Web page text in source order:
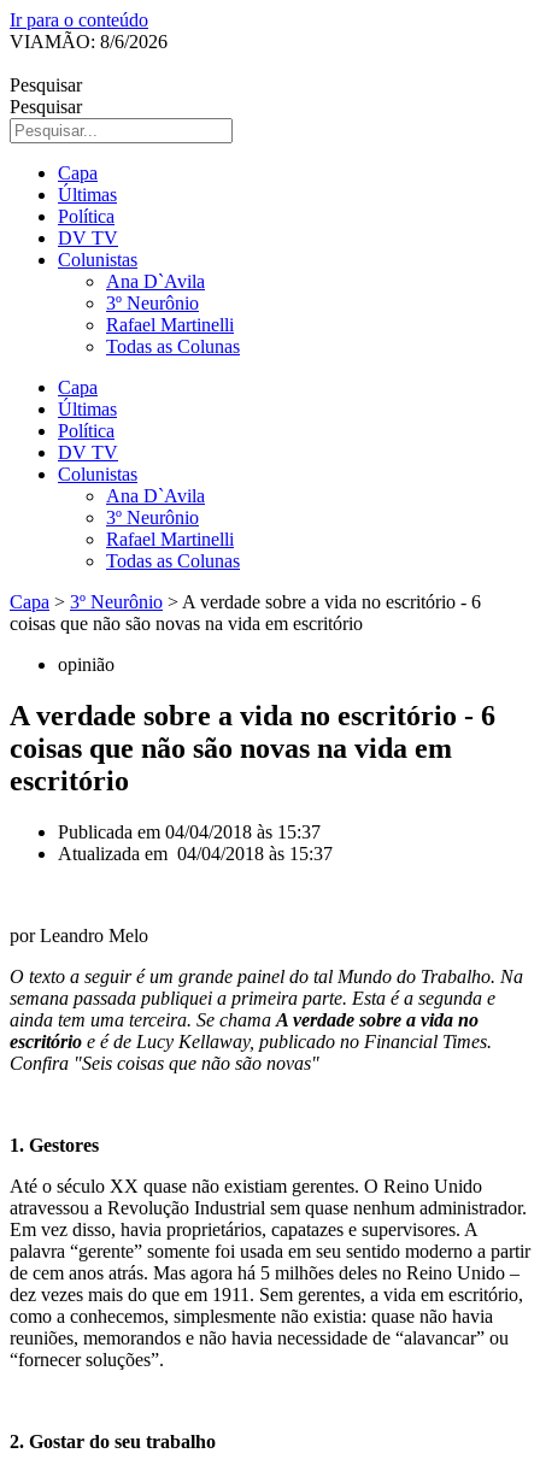
Ir para o conteúdo
VIAMÃO: 8/6/2026
Pesquisar
Pesquisar
Capa
Últimas
Política
DV TV
Colunistas
Ana D`Avila
3º Neurônio
Rafael Martinelli
Todas as Colunas
Capa
Últimas
Política
DV TV
Colunistas
Ana D`Avila
3º Neurônio
Rafael Martinelli
Todas as Colunas
Capa > 3º Neurônio > A verdade sobre a vida no escritório - 6
coisas que não são novas na vida em escritório
opinião
A verdade sobre a vida no escritório - 6
coisas que não são novas na vida em
escritório
Publicada em 04/04/2018 às 15:37
Atualizada em 04/04/2018 às 15:37
por Leandro Melo
O texto a seguir éum grande painel do tal Mundo do Trabalho. Na
semana passada publiquei a primeira parte. Esta é a segunda e
ainda tem uma terceira. Se chama A verdade sobre a vida no
escritório e é de Lucy Kellaway, publicado no Financial Times.
Confira "Seis coisas que não são novas"
1. Gestores
Até o século XX quase não existiam gerentes. O Reino Unido
atravessou a Revolução Industrial sem quase nenhum administrador.
Em vez disso, havia proprietários, capatazes e supervisores. A
palavra “gerente” somente foi usada em seu sentido moderno a partir
de cem anos atrás. Mas agora há 5 milhões deles no Reino Unido –
dez vezes mais do que em 1911. Sem gerentes, a vida em escritório,
como a conhecemos, simplesmente não existia: quase não havia
reuniões, memorandos e não havia necessidade de “alavancar” ou
“fornecer soluções”.
2. Gostar do seu trabalho